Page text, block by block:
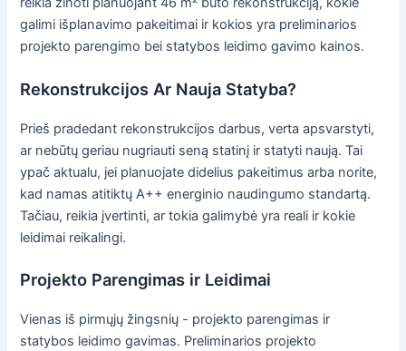
galimi išplanavimo pakeitimai ir kokios yra preliminarios
projekto parengimo bei statybos leidimo gavimo kainos.
Rekonstrukcijos Ar Nauja Statyba?
Prieš pradedant rekonstrukcijos darbus, verta apsvarstyti,
ar nebūtų geriau nugriauti seną statinį ir statyti naują. Tai
ypač aktualu, jei planuojate didelius pakeitimus arba norite,
kad namas atitiktų A++ energinio naudingumo standartą.
Tačiau, reikia įvertinti, ar tokia galimybė yra reali ir kokie
leidimai reikalingi.
Projekto Parengimas ir Leidimai
Vienas iš pirmųjų žingsnių - projekto parengimas ir
statybos leidimo gavimas. Preliminarios projekto